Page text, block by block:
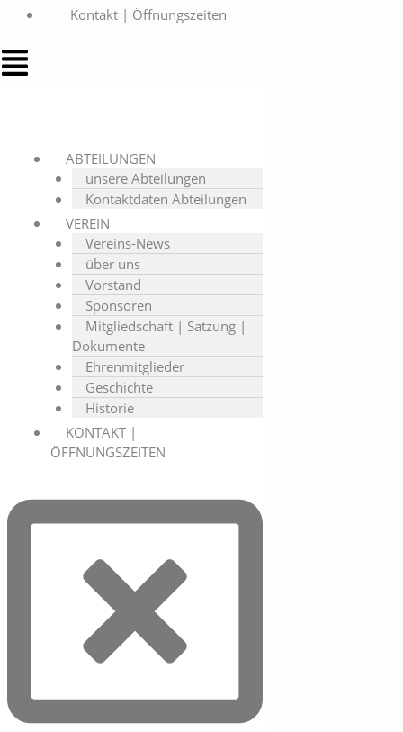
Kontakt | Öffnungszeiten
ABTEILUNGEN
unsere Abteilungen
Kontaktdaten Abteilungen
VEREIN
Vereins-News
über uns
Vorstand
Sponsoren
Mitgliedschaft | Satzung |
Dokumente
Ehrenmitglieder
Geschichte
Historie
KONTAKT |
ÖFFNUNGSZEITEN